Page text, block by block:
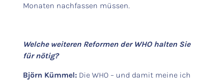
Monaten nachfassen müssen.
Welche weiteren Reformen der WHO halten Sie
für nötig?
Björn Kümmel: Die WHO – und damit meine ich